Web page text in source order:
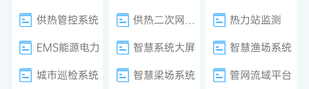
供热管控系统
供热二次网平衡
热力站监测
EMS能源电力
智慧系统大屏
智慧渔场系统
城市巡检系统
智慧梁场系统
管网流域平台